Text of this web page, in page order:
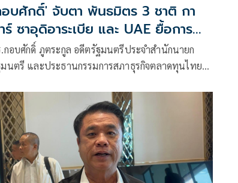
บศักดิ์' จับตา พันธมิตร 3 ชาติ กา
ร์ ซาอุดิอาระเบีย และ UAE ยื้อการ
มตีอิหร่าน
กอบศักดิ์ ภูตระกูล อดีตรัฐมนตรีประจำสำนักนายก
นตรี และประธานกรรมการสภาธุรกิจตลาดทุนไทย